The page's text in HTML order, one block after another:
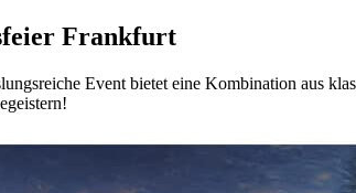
Frankfurt
Event bietet eine Kombination aus